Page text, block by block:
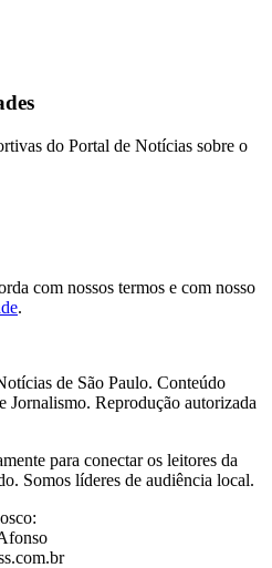
do Portal de Notícias sobre o
com nossos termos e com nosso
.
de São Paulo. Conteúdo
Jornalismo. Reprodução autorizada
para conectar os leitores da
Somos líderes de audiência local.